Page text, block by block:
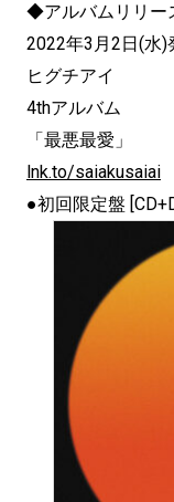
◆アルバムリリー
2022年3月2日(水)
ヒグチアイ
4thアルバム
「最悪最愛」
lnk.to/saiakusaiai
●初回限定盤